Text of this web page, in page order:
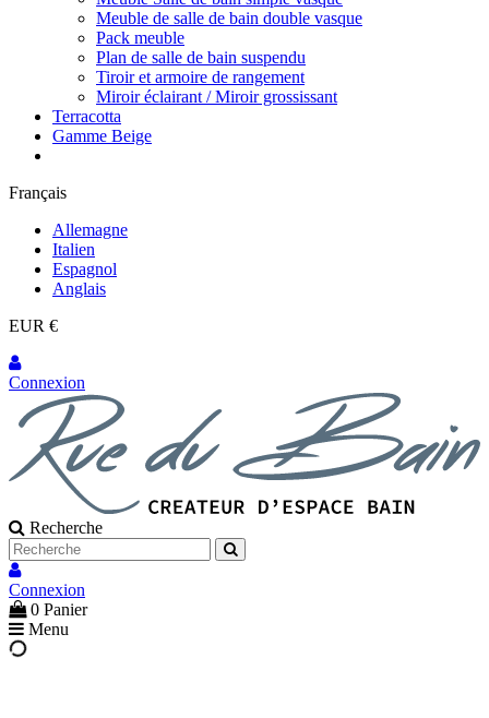
Meuble de salle de bain double vasque
Pack meuble
Plan de salle de bain suspendu
Tiroir et armoire de rangement
Miroir éclairant / Miroir grossissant
Terracotta
Gamme Beige
Français
Allemagne
Italien
Espagnol
Anglais
EUR €
Connexion
Recherche
Connexion
0 Panier
Menu